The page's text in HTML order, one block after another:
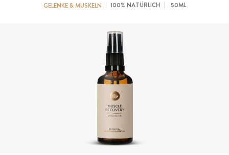
GELENKE & MUSKELN 100% NATÜRLICH 50ML